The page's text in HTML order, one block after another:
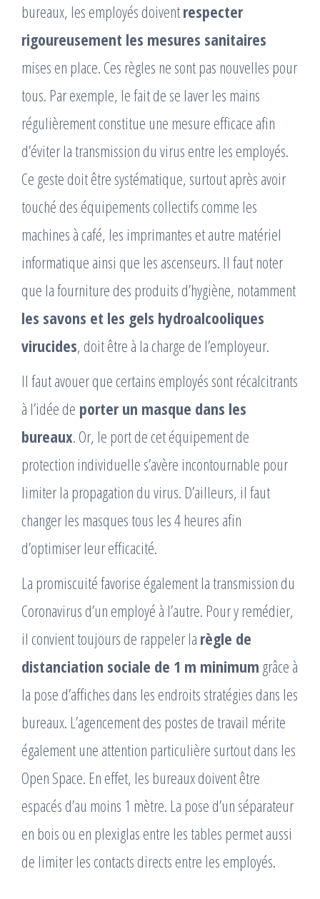
bureaux, les employés doiventrespecter
rigoureusement les mesures sanitaires
mises en place. Ces règles ne sont pas nouvelles pour
tous. Par exemple, le fait de se laver les mains
régulièrement constitue une mesure efficace afin
d’éviter la transmission du virus entre les employés.
Ce geste doit être systématique, surtout après avoir
touché des équipements collectifs comme les
machines à café, les imprimantes et autre matériel
informatique ainsi que les ascenseurs. Il faut noter
que la fourniture des produits d’hygiène, notamment
les savons et les gels hydroalcooliques
virucides, doit être à la charge de l’employeur.
Il faut avouer que certains employés sont récalcitrants
à l’idée de porter un masque dans les
bureaux. Or, le port de cet équipement de
protection individuelle s’avère incontournable pour
limiter la propagation du virus. D’ailleurs, il faut
changer les masques tous les 4 heures afin
d’optimiser leur efficacité.
La promiscuité favorise également la transmission du
Coronavirus d’un employé à l’autre. Pour y remédier,
il convient toujours de rappeler la règle de
distanciation sociale de 1 m minimum grâce à
la pose d’affiches dans les endroits stratégies dans les
bureaux. L’agencement des postes de travail mérite
également une attention particulière surtout dans les
Open Space. En effet, les bureaux doivent être
espacés d’au moins 1 mètre. La pose d’un séparateur
en bois ou en plexiglas entre les tables permet aussi
de limiter les contacts directs entre les employés.